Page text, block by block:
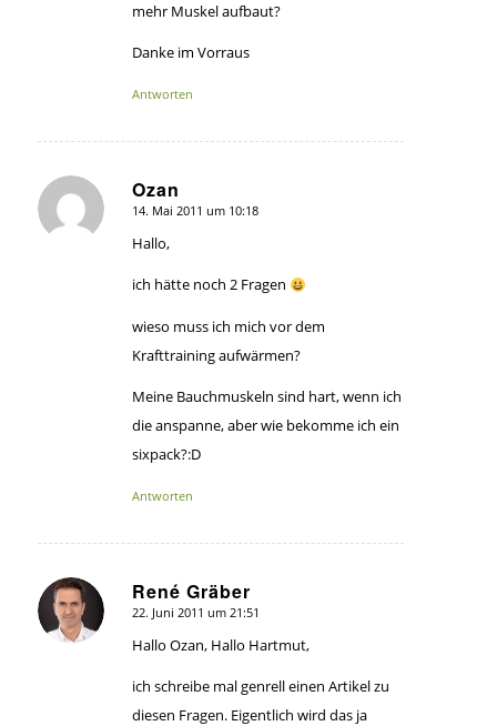
mehr Muskel aufbaut?
Danke im Vorraus
Antworten
Ozan
sagte:
14. Mai 2011 um 10:18
Hallo,
ich hätte noch 2 Fragen
wieso muss ich mich vor dem
Krafttraining aufwärmen?
Meine Bauchmuskeln sind hart, wenn ich
die anspanne, aber wie bekomme ich ein
sixpack?:D
Antworten
René Gräber
sagte:
22. Juni 2011 um 21:51
Hallo Ozan, Hallo Hartmut,
ich schreibe mal genrell einen Artikel zu
diesen Fragen. Eigentlich wird das ja